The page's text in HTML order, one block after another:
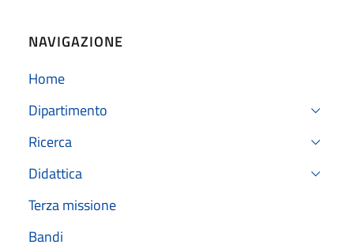
NAVIGAZIONE
Home
Dipartimento
Ricerca
Didattica
Terza missione
Bandi